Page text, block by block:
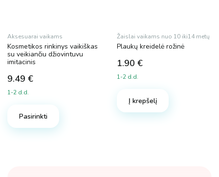
Aksesuarai vaikams
Kosmetikos rinkinys vaikiškas
su veikiančiu džiovintuvu
imitacinis
9.49 €
1-2 d.d.
Pasirinkti
Žaislai vaikams nuo 10 iki14 metų
Plaukų kreidelė rožinė
1.90 €
1-2 d.d.
Į krepšelį